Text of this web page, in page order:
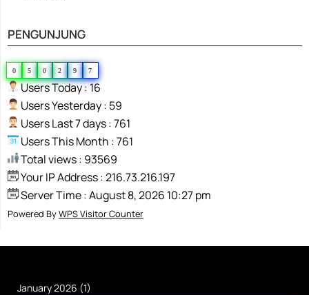
PENGUNJUNG
0 5 0 2 9 7
Users Today : 16
Users Yesterday : 59
Users Last 7 days : 761
Users This Month : 761
Total views : 93569
Your IP Address : 216.73.216.197
Server Time : August 8, 2026 10:27 pm
Powered ByWPS Visitor Counter
January 2026 (1)